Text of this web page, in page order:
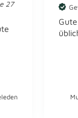
27